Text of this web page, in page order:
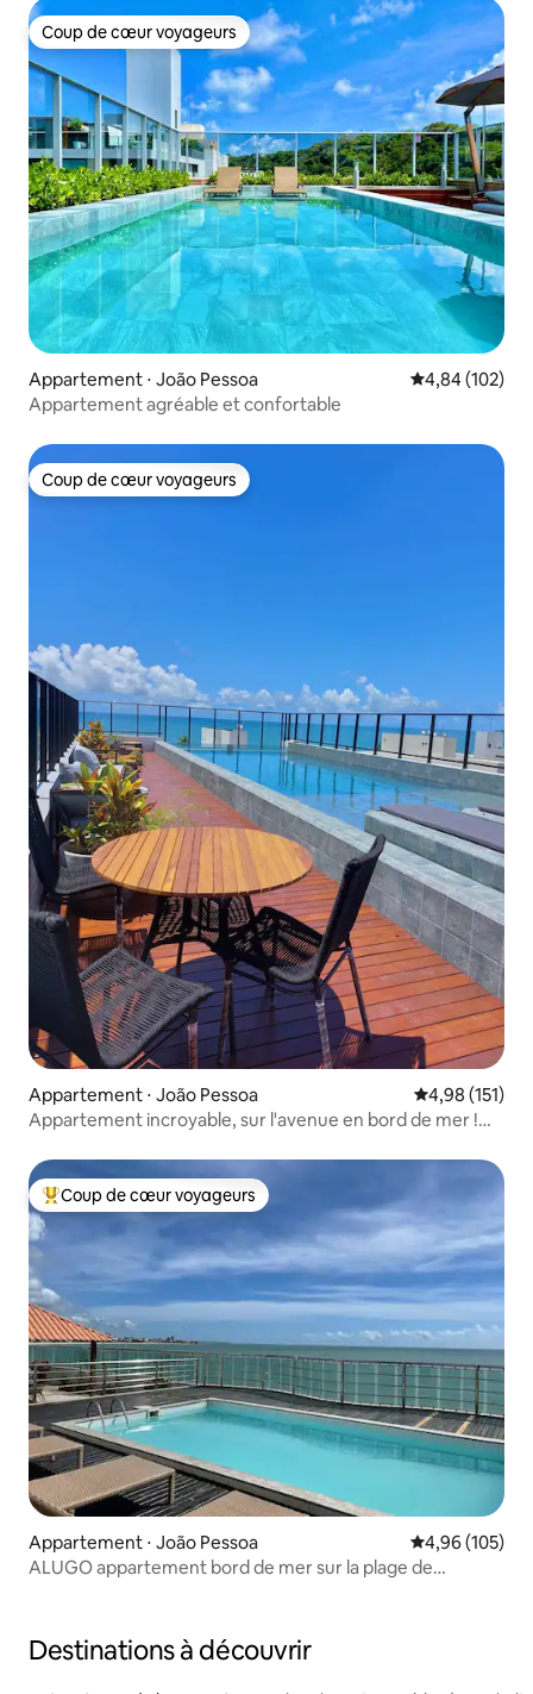
Coup de cœur voyageurs
Coup de cœur voyageurs
Appartement ⋅ João Pessoa Évaluation
4,84 (102)
Appartement agréable et confortable
Coup de cœur voyageurs
Coup de cœur voyageurs
Appartement ⋅ João Pessoa Évaluation
4,98 (151)
Appartement incroyable, sur l'avenue en bord de mer !
Coups de cœur voyageurs les plus appréciés
Coup de cœur voyageurs
Appartement ⋅ João Pessoa Évaluation
4,96 (105)
ALUGO appartement bord de mer sur la plage de
Destinations à découvrir